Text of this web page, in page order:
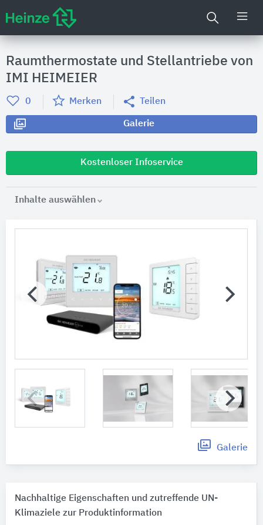
Raumthermostate und Stellantriebe von
IMI HEIMEIER
0 Merken Teilen
Galerie
Kostenloser Infoservice
Inhalte auswählen
Galerie
Nachhaltige Eigenschaften und zutreffende UN-
Klimaziele zur Produktinformation